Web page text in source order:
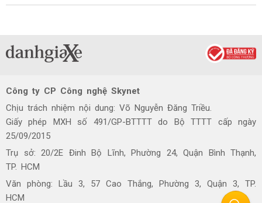
Công ty CP Công nghệ Skynet
Chịu trách nhiệm nội dung: Võ Nguyễn Đăng Triều.
Giấy phép MXH số 491/GP-BTTTT do Bộ TTTT cấp ngày
25/09/2015
Trụ sở: 20/2E Đinh Bộ Lĩnh, Phường 24, Quận Bình Thạnh,
TP. HCM
Văn phòng: Lầu 3, 57 Cao Thắng, Phường 3, Quận 3, TP.
HCM